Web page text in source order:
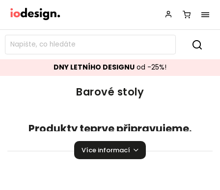
DNY LETNÍHO DESIGNU od -25%!
Barové stoly
Produkty teprve připravujeme.
Můžete se ale podívat na ostatní kategorie.
Více informací